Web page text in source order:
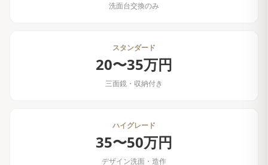
洗面台交換のみ
スタンダード
20〜35万円
三面鏡・収納付き
ハイグレード
35〜50万円
デザイン洗面・造作